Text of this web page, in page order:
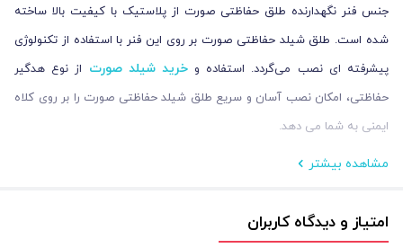
جنس فنر نگهدارنده طلق حفاظتی صورت از پلاستیک با کیفیت بالا ساخته
شده است. طلق شیلد حفاظتی صورت بر روی این فنر با استفاده از تکنولوژی
پیشرفته ‌ای نصب می‌گردد. استفاده وخرید شیلد صورت از نوع هدگیر
حفاظتی، امکان نصب آسان و سریع طلق شیلد حفاظتی صورت را بر روی کلاه
ایمنی به شما می‌ دهد.
ویژگی فنر فلزی شیلد و کلاه ایمنی (هدگیر کلاه)
فنر فلزی شیلد و کلاه ایمنی (هدگیر کلاه) ویژگی‌ هایی مهم و ضروری ای برای
حفظ ایمنی و سلامت کارگران در محیط‌های صنعتی دارند. برخی از این ویژگی ها
مشاهده بیشتر
امتیاز و دیدگاه کاربران